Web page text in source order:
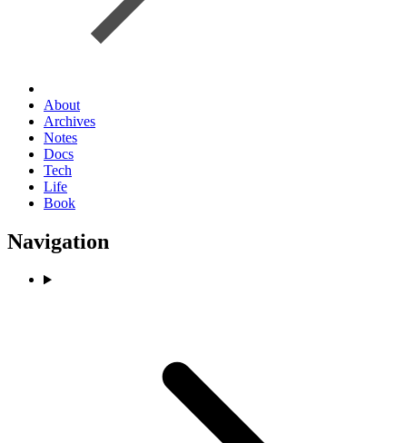
About
Archives
Notes
Docs
Tech
Life
Book
Navigation